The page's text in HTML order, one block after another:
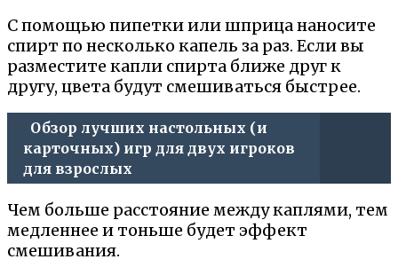
С помощью пипетки или шприца наносите
спирт по несколько капель за раз. Если вы
разместите капли спирта ближе друг к
другу, цвета будут смешиваться быстрее.
Обзор лучших настольных (и
карточных) игр для двух игроков
для взрослых
Чем больше расстояние между каплями, тем
медленнее и тоньше будет эффект
смешивания.